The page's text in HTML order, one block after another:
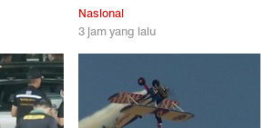
Nasional
3 jam yang lalu